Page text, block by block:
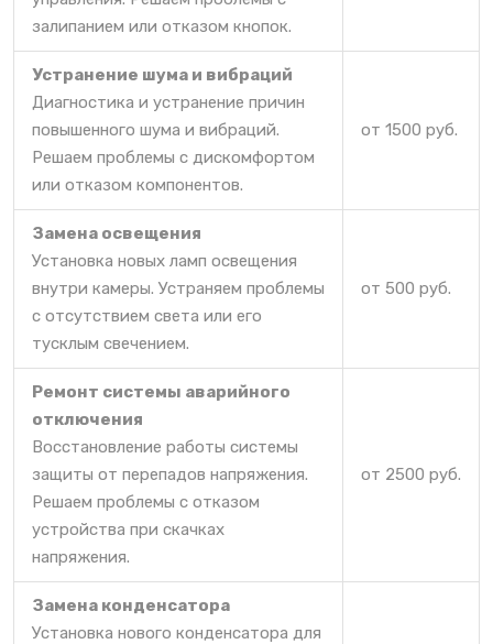
залипанием или отказом кнопок.
Устранение шума и вибраций
Диагностика и устранение причин
повышенного шума и вибраций.
Решаем проблемы с дискомфортом
или отказом компонентов.
от 1500 руб.
Замена освещения
Установка новых ламп освещения
внутри камеры. Устраняем проблемы
с отсутствием света или его
тусклым свечением.
от 500 руб.
Ремонт системы аварийного
отключения
Восстановление работы системы
защиты от перепадов напряжения.
Решаем проблемы с отказом
устройства при скачках
напряжения.
от 2500 руб.
Замена конденсатора
Установка нового конденсатора для